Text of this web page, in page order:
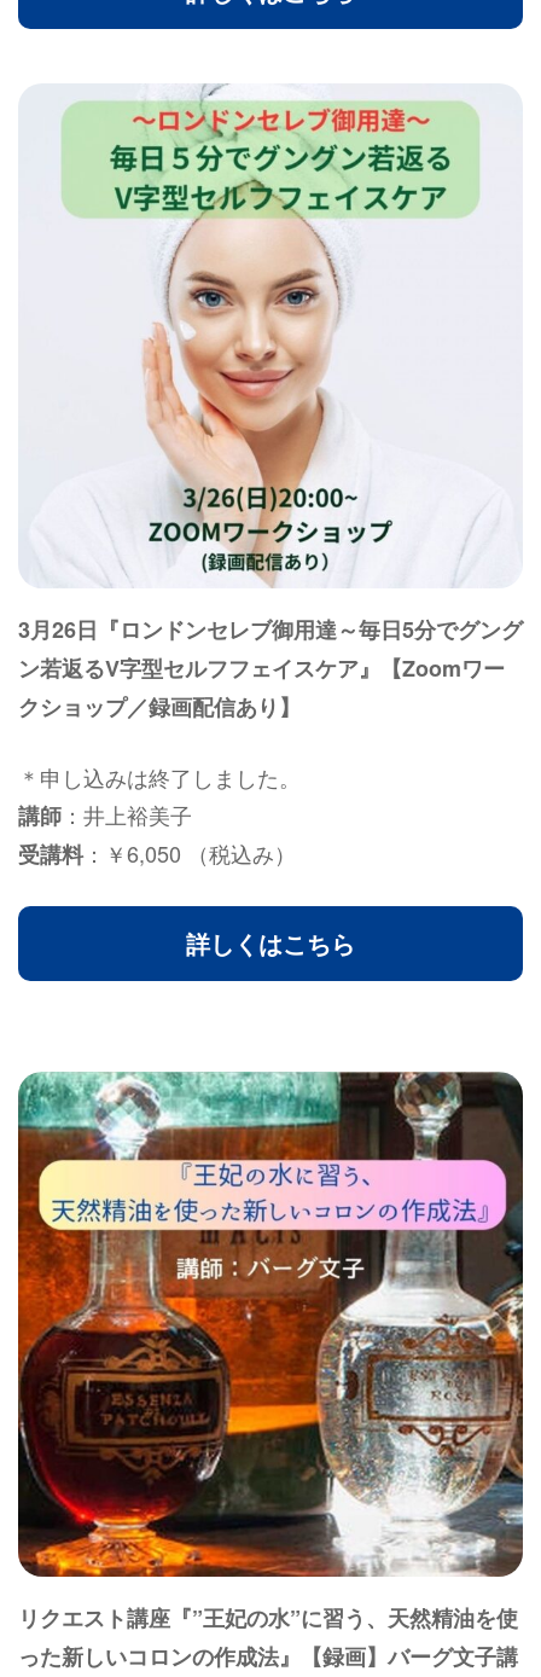
3月26日『ロンドンセレブ御用達～毎日5分でグング
ン若返るV字型セルフフェイスケア』【Zoomワー
クショップ／録画配信あり】
＊申し込みは終了しました。
講師 ：井上裕美子
受講料：￥6,050 （税込み）
詳しくはこちら
リクエスト講座『”王妃の水”に習う、天然精油を使
った新しいコロンの作成法』【録画】バーグ文子講